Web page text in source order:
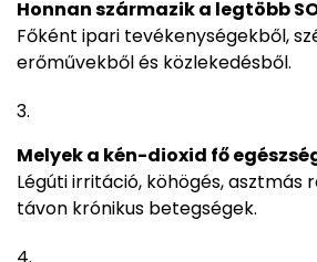
Honnan származik a legtöbb
Főként ipari tevékenységekből,
erőművekből és közlekedésből.
Melyek a kén-dioxid fő
Légúti irritáció, köhögés, asztmás
távon krónikus betegségek.